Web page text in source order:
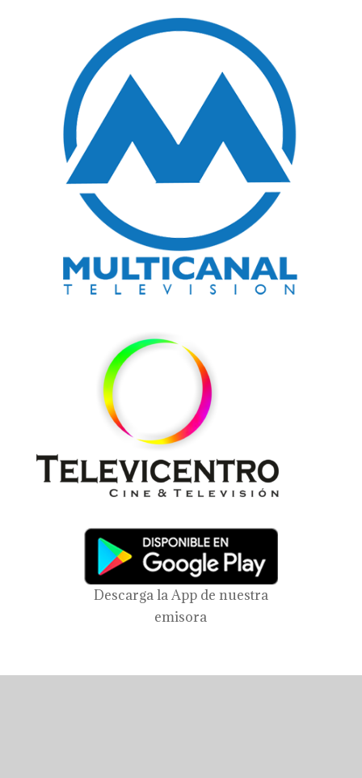
Descarga la App de nuestra
emisora